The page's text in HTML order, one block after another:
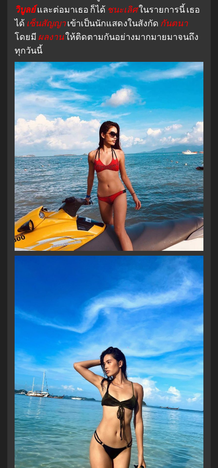
วิบูลย์และต่อมาเธอ ก็ได้ ชนะเลิศในรายการนี้ เธอ
ได้ เซ็นสัญญาเข้าเป็นนักแสดงในสังกัด กันตนา
โดยมี ผลงานให้ติดตามกันอย่างมากมายมาจนถึง
ทุกวันนี้